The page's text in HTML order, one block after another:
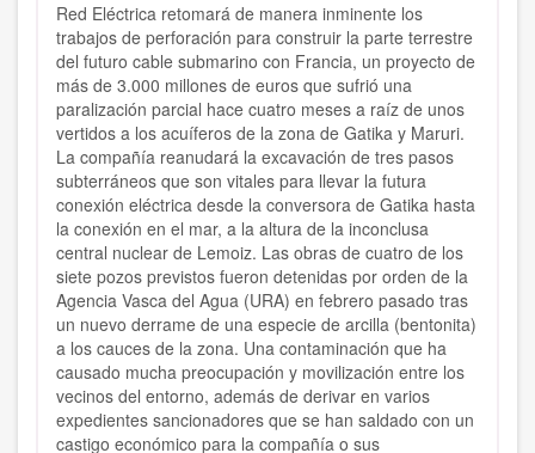
Red Eléctrica retomará de manera inminente los
trabajos de perforación para construir la parte terrestre
del futuro cable submarino con Francia, un proyecto de
más de 3.000 millones de euros que sufrió una
paralización parcial hace cuatro meses a raíz de unos
vertidos a los acuíferos de la zona de Gatika y Maruri.
La compañía reanudará la excavación de tres pasos
subterráneos que son vitales para llevar la futura
conexión eléctrica desde la conversora de Gatika hasta
la conexión en el mar, a la altura de la inconclusa
central nuclear de Lemoiz. Las obras de cuatro de los
siete pozos previstos fueron detenidas por orden de la
Agencia Vasca del Agua (URA) en febrero pasado tras
un nuevo derrame de una especie de arcilla (bentonita)
a los cauces de la zona. Una contaminación que ha
causado mucha preocupación y movilización entre los
vecinos del entorno, además de derivar en varios
expedientes sancionadores que se han saldado con un
castigo económico para la compañía o sus